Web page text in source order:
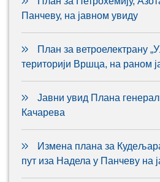
Панчеву, на јавном увиду
План за ветроелектрану
територији Вршца, на раном
Јавни увид Плана
Качарева
Измена плана за
пут иза Надела у Панчеву на